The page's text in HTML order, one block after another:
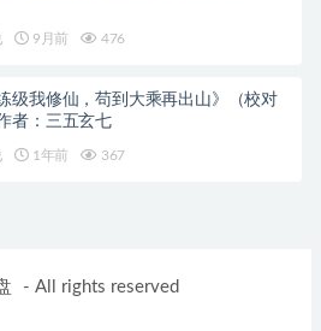
9月前 476
级我修仙，苟到大乘再出山》（校对
者：三五玄七
1年前 367
- All rights reserved